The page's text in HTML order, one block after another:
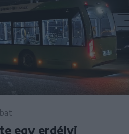
egy erdélyi